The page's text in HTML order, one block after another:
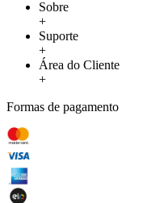
Sobre
+
Suporte
+
Área do Cliente
+
Formas de pagamento